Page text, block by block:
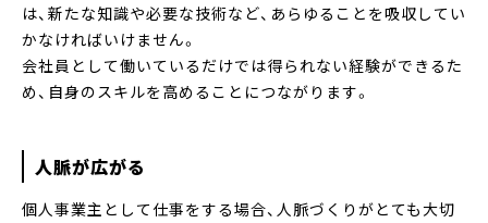
は、新たな知識や必要な技術など、あらゆることを吸収してい
かなければいけません。
会社員として働いているだけでは得られない経験ができるた
め、自身のスキルを高めることにつながります。
人脈が広がる
個人事業主として仕事をする場合、人脈づくりがとても大切